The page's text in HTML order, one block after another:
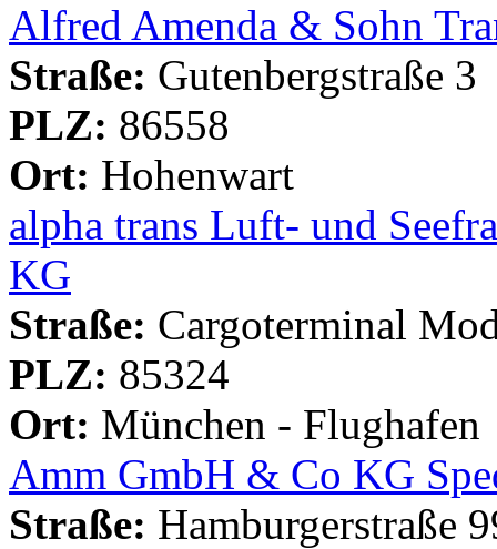
Alfred Amenda & Sohn
Straße: Gutenbergstraße 3
PLZ: 86558
Ort: Hohenwart
alpha trans Luft- und
KG
Straße: Cargoterminal
PLZ: 85324
Ort: München - Flughafen
Amm GmbH & Co KG
Straße: Hamburgerstraße